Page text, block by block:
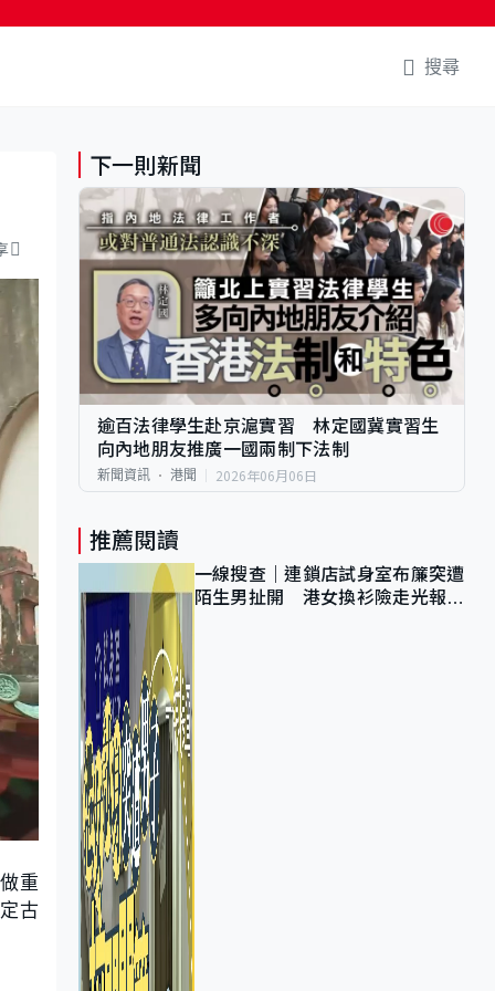
搜尋
重
古
下一則新聞
逾百法律學生赴京滬實習 林定國冀實習生
向內地朋友推廣一國兩制下法制
新聞資訊 港聞 2026年06月06日
推薦閱讀
一線搜查｜連鎖店試身室布簾突遭
陌生男扯開 港女換衫險走光報